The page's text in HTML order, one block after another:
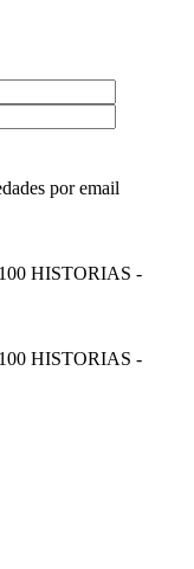
por email